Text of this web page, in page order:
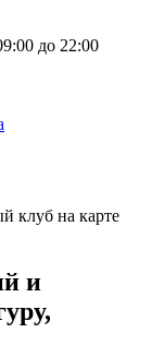
до 22:00
клуб на карте
и